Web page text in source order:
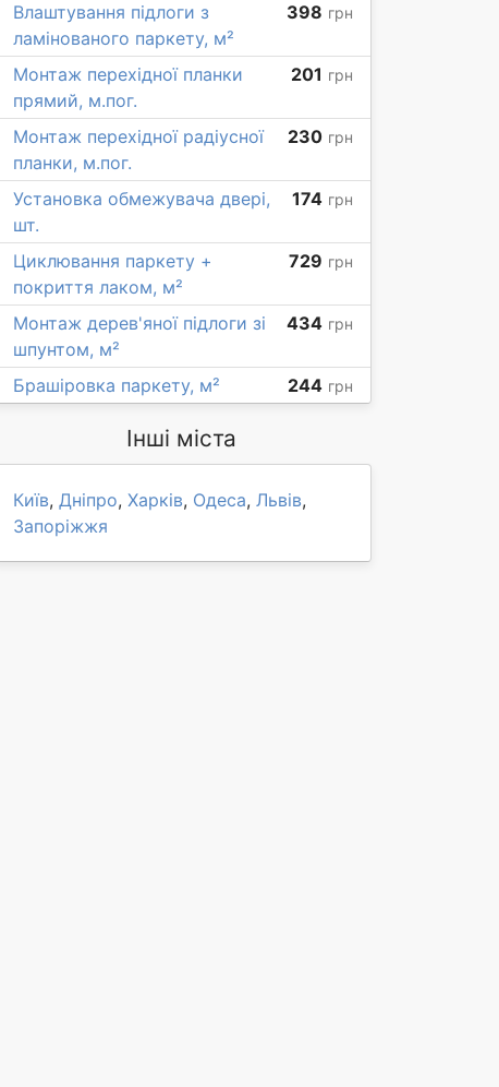
Влаштування підлоги з
ламінованого паркету, м²
398 грн
Монтаж перехідної планки
прямий, м.пог.
201 грн
Монтаж перехідної радіусної
планки, м.пог.
230 грн
Установка обмежувача двері,
шт.
174 грн
Циклювання паркету +
покриття лаком, м²
729 грн
Монтаж дерев'яної підлоги зі
шпунтом, м²
434 грн
Брашіровка паркету, м² 244 грн
Інші міста
Київ, Дніпро, Харків, Одеса, Львів,
Запоріжжя